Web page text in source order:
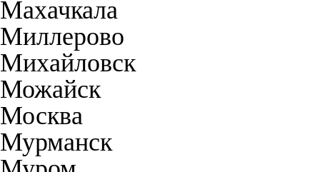
Махачкала
Миллерово
Михайловск
Можайск
Москва
Мурманск